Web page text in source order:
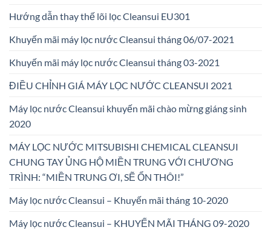
Hướng dẫn thay thế lõi lọc Cleansui EU301
Khuyến mãi máy lọc nước Cleansui tháng 06/07-2021
Khuyến mãi máy lọc nước Cleansui tháng 03-2021
ĐIỀU CHỈNH GIÁ MÁY LỌC NƯỚC CLEANSUI 2021
Máy lọc nước Cleansui khuyến mãi chào mừng giáng sinh
2020
MÁY LỌC NƯỚC MITSUBISHI CHEMICAL CLEANSUI
CHUNG TAY ỦNG HỘ MIỀN TRUNG VỚI CHƯƠNG
TRÌNH: “MIỀN TRUNG ƠI, SẼ ỔN THÔI!”
Máy lọc nước Cleansui – Khuyến mãi tháng 10-2020
Máy lọc nước Cleansui – KHUYẾN MÃI THÁNG 09-2020